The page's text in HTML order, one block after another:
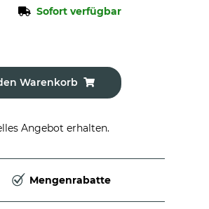
Sofort verfügbar
Warenkorb
Angebot erhalten.
Mengenrabatte